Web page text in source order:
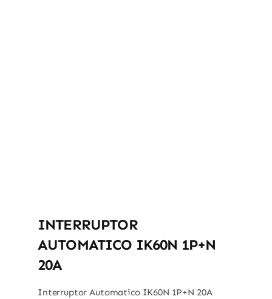
INTERRUPTOR
AUTOMATICO IK60N 1P+N
20A
Interruptor Automatico IK60N 1P+N 20A